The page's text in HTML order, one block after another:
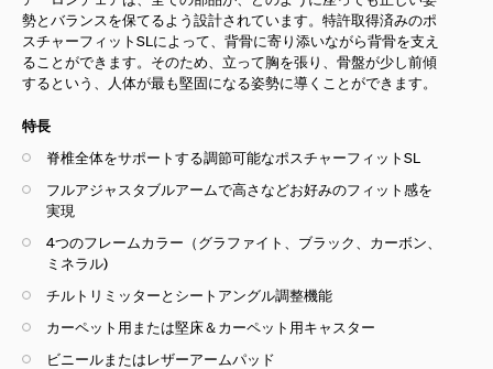
勢とバランスを保てるよう設計されています。特許取得済みのポ
スチャーフィットSLによって、背骨に寄り添いながら背骨を支え
ることができます。そのため、立って胸を張り、骨盤が少し前傾
するという、人体が最も堅固になる姿勢に導くことができます。
特長
脊椎全体をサポートする調節可能なポスチャーフィットSL
フルアジャスタブルアームで高さなどお好みのフィット感を
実現
4つのフレームカラー（グラファイト、ブラック、 カーボン、
ミネラル)
チルトリミッターとシートアングル調整機能
カーペット用または堅床＆カーペット用キャスター
ビニールまたはレザーアームパッド